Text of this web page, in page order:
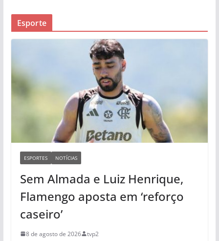
Esporte
ESPORTES NOTÍCIAS
Sem Almada e Luiz Henrique,
Flamengo aposta em ‘reforço
caseiro’
8 de agosto de 2026 tvp2